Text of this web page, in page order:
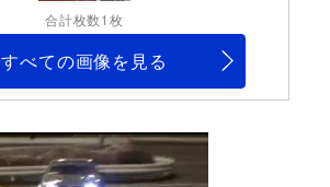
合計枚数1枚
すべての画像を見る